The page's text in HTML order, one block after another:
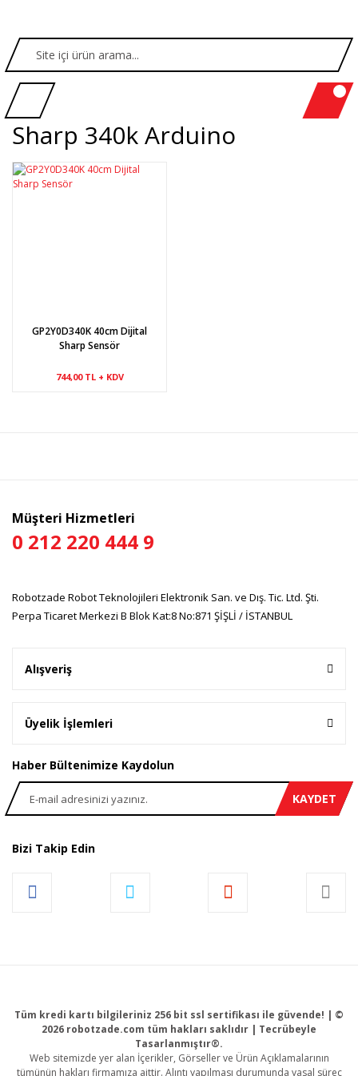
Sharp 340k Arduino
GP2Y0D340K 40cm Dijital
Sharp Sensör
744,00 TL + KDV
Müşteri Hizmetleri
0 212 220 444 9
Robotzade Robot Teknolojileri Elektronik San. ve Dış. Tic. Ltd. Şti.
Perpa Ticaret Merkezi B Blok Kat:8 No:871 ŞİŞLİ / İSTANBUL
Alışveriş
Üyelik İşlemleri
Haber Bültenimize Kaydolun
KAYDET
Bizi Takip Edin
Tüm kredi kartı bilgileriniz 256 bit ssl sertifikası ile güvende! | ©
2026 robotzade.com tüm hakları saklıdır | Tecrübeyle
Tasarlanmıştır®.
Web sitemizde yer alan İçerikler, Görseller ve Ürün Açıklamalarının
tümünün hakları firmamıza aittir. Alıntı yapılması durumunda yasal süreç